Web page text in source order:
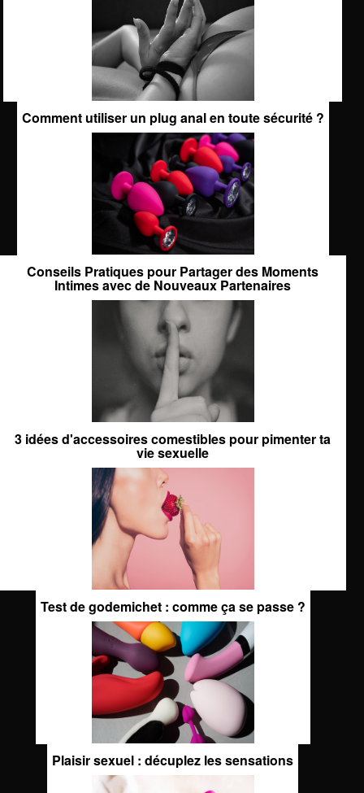
Comment utiliser un plug anal en toute sécurité ?
Conseils Pratiques pour Partager des Moments
Intimes avec de Nouveaux Partenaires
3 idées d'accessoires comestibles pour pimenter ta
vie sexuelle
Test de godemichet : comme ça se passe ?
Plaisir sexuel : décuplez les sensations